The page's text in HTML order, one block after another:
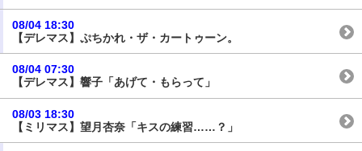
08/04 18:30
【デレマス】ぷちかれ・ザ・カートゥーン。
08/04 07:30
【デレマス】響子「あげて・もらって」
08/03 18:30
【ミリマス】望月杏奈「キスの練習……？」